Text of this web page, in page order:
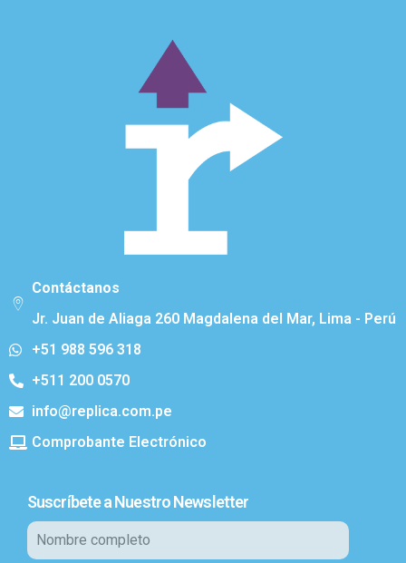
Contáctanos
Jr. Juan de Aliaga 260 Magdalena del Mar, Lima - Perú
+51 988 596 318
+511 200 0570
info@replica.com.pe
Comprobante Electrónico
Suscríbete a Nuestro Newsletter